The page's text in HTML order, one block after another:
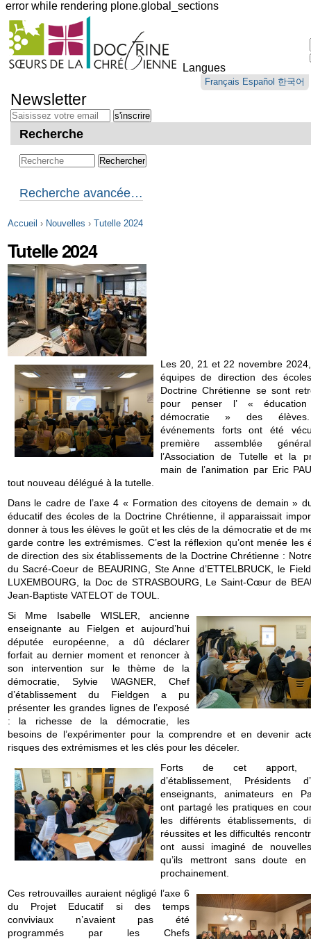
error while rendering plone.global_sections
Outils
personnels
Langues
Français Español 한국어
au
contenu.
Aller
navigation
Newsletter
Recherche
Recherche avancée…
Accueil › Nouvelles › Tutelle 2024
Tutelle 2024
Les 20, 21 et 22 novembre
équipes de direction des
Doctrine Chrétienne se sont
pour penser l’ «
démocratie » des
événements forts ont été
première assemblée
l’Association de Tutelle et la
main de l’animation par Eric
tout nouveau délégué à la tutelle.
Dans le cadre de l’axe 4 « Formation des citoyens de demain »
éducatif des écoles de la Doctrine Chrétienne, il apparaissait
donner à tous les élèves le goût et les clés de la démocratie et de
garde contre les extrémismes. C’est la réflexion qu’ont menée les
de direction des six établissements de la Doctrine Chrétienne :
du Sacré-Coeur de BEAURING, Ste Anne d’ETTELBRUCK, le
LUXEMBOURG, la Doc de STRASBOURG, Le Saint-Cœur de
Jean-Baptiste VATELOT de TOUL.
Si Mme Isabelle WISLER, ancienne
enseignante au Fielgen et aujourd’hui
députée européenne, a dû déclarer
forfait au dernier moment et renoncer à
son intervention sur le thème de la
démocratie, Sylvie WAGNER, Chef
d’établissement du Fieldgen a pu
présenter les grandes lignes de l’exposé
: la richesse de la démocratie, les
besoins de l’expérimenter pour la comprendre et en devenir
risques des extrémismes et les clés pour les déceler.
Forts de cet apport,
d’établissement, Présidents
enseignants, animateurs en
ont partagé les pratiques en
les différents établissements,
réussites et les difficultés
ont aussi imaginé de
qu’ils mettront sans doute
prochainement.
Ces retrouvailles auraient négligé l’axe 6
du Projet Educatif si des temps
conviviaux n’avaient pas été
programmés par les Chefs